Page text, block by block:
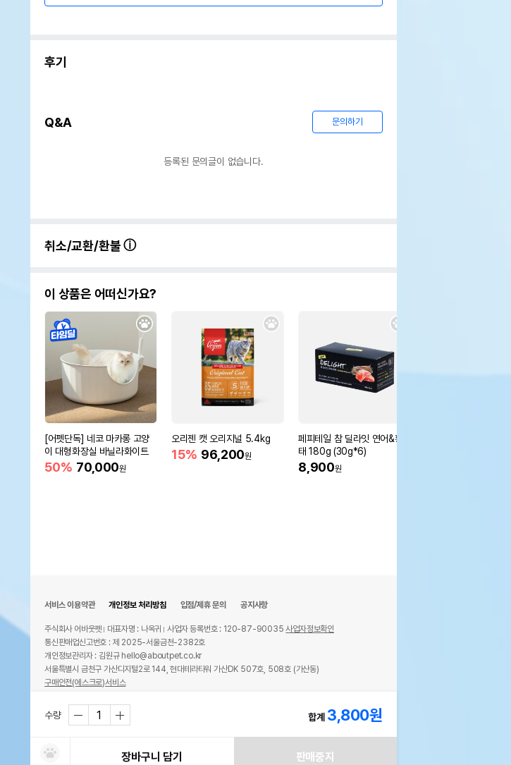
후기
Q&A 문의하기
등록된 문의글이 없습니다.
취소/교환/환불
이 상품은 어떠신가요?
[어펫단독] 네코 마카롱 고양
이 대형화장실 바닐라화이트
50% 70,000원
오리젠 캣 오리지널 5.4kg
15% 96,200원
페피테일 참 딜라잇 연어&황
태 180g (30g*6)
8,900원
수량 합계 3,800원
장바구니 담기 판매중지
서비스 이용약관 개인정보 처리방침 입점/제휴 문의 공지사항
주식회사 어바웃펫 대표자명 : 나옥귀 사업자 등록번호 : 120-87-90035사업자정보확인
통신판매업신고번호 : 제 2025-서울금천-2382호
개인정보관리자 : 김원규 hello@aboutpet.co.kr
서울특별시 금천구 가산디지털2로 144, 현대테라타워 가산DK 507호, 508호 (가산동)
구매안전(에스크로)서비스